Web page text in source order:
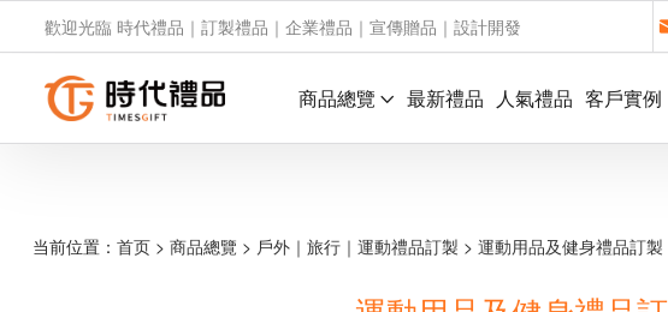
歡迎光臨 時代禮品｜訂製禮品｜企業禮品｜宣傳贈品｜設計開發
商品總覽 最新禮品 人氣禮品 客戶實例
当前位置： 首页> 商品總覽 > 戶外｜旅行｜運動禮品訂製 > 運動用品及健身禮品訂製